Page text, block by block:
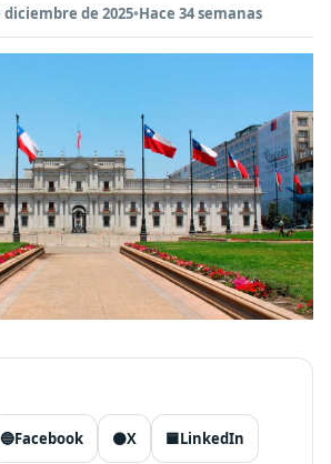
diciembre de 2025•Hace 34 semanas
🔵Facebook ⚫X 🟦LinkedIn